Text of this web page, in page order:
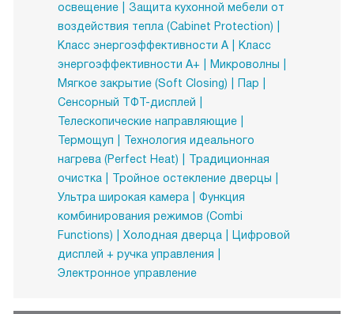
освещение
Защита кухонной мебели от
воздействия тепла (Cabinet Protection)
Класс энергоэффективности A
Класс
энергоэффективности A+
Микроволны
Мягкое закрытие (Soft Closing)
Пар
Сенсорный ТФТ-дисплей
Телескопические направляющие
Термощуп
Технология идеального
нагрева (Perfect Heat)
Традиционная
очистка
Тройное остекление дверцы
Ультра широкая камера
Функция
комбинирования режимов (Combi
Functions)
Холодная дверца
Цифровой
дисплей + ручка управления
Электронное управление